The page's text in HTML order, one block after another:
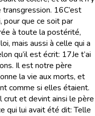
transgression. 16C’est
pour que ce soit par
à toute la postérité,
mais aussi à celle qui a
qu’il est écrit: 17Je t’ai
Il est notre père
la vie aux morts, et
comme si elles étaient.
crut et devint ainsi le père
qui lui avait été dit: Telle